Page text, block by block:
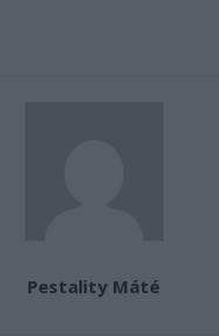
Pestality Máté